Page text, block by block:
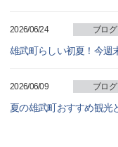
2026/06/24 ブログ
雄武町らしい初夏！今週
2026/06/09 ブログ
夏の雄武町おすすめ観光